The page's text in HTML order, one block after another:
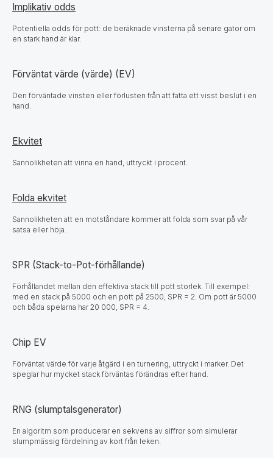
Implikativ odds
Potentiella odds för pott: de beräknade vinsterna på senare gator om
en stark hand är klar.
Förväntat värde (värde) (EV)
Den förväntade vinsten eller förlusten från att fatta ett visst beslut i en
hand.
Ekvitet
Sannolikheten att vinna en hand, uttryckt i procent.
Folda ekvitet
Sannolikheten att en motståndare kommer att folda som svar på vår
satsa eller höja.
SPR (Stack-to-Pot-förhållande)
Förhållandet mellan den effektiva stack till pott storlek. Till exempel:
med en stack på 5000 och en pott på 2500, SPR = 2. Om pott är 5000
och båda spelarna har 20 000, SPR = 4.
Chip EV
Förväntat värde för varje åtgärd i en turnering, uttryckt i marker. Det
speglar hur mycket stack förväntas förändras efter hand.
RNG (slumptalsgenerator)
En algoritm som producerar en sekvens av siffror som simulerar
slumpmässig fördelning av kort från leken.